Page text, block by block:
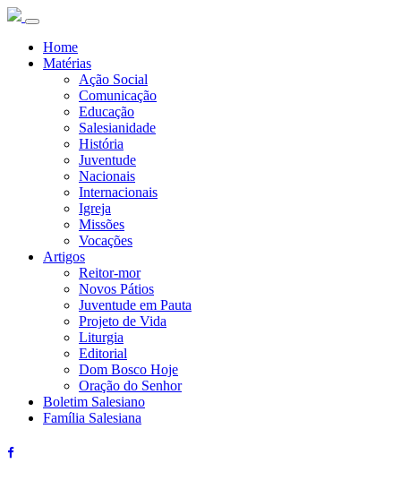
Home
Matérias
Ação Social
Comunicação
Educação
Salesianidade
História
Juventude
Nacionais
Internacionais
Igreja
Missões
Vocações
Artigos
Reitor-mor
Novos Pátios
Juventude em Pauta
Projeto de Vida
Liturgia
Editorial
Dom Bosco Hoje
Oração do Senhor
Boletim Salesiano
Família Salesiana